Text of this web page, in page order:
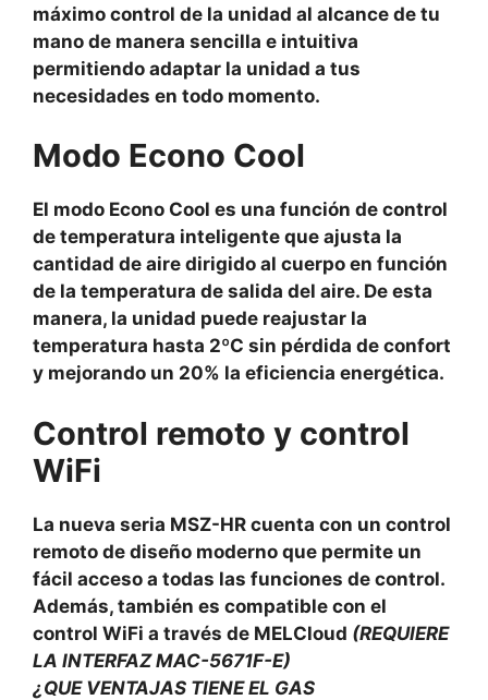
máximo control de la unidad al alcance de tu
mano de manera sencilla e intuitiva
permitiendo adaptar la unidad a tus
necesidades en todo momento.
Modo Econo Cool
El modo Econo Cool es una función de control
de temperatura inteligente que ajusta la
cantidad de aire dirigido al cuerpo en función
de la temperatura de salida del aire. De esta
manera, la unidad puede reajustar la
temperatura hasta 2ºC sin pérdida de confort
y mejorando un 20% la eficiencia energética.
Control remoto y control
WiFi
La nueva seria MSZ-HR cuenta con un control
remoto de diseño moderno que permite un
fácil acceso a todas las funciones de control.
Además, también es compatible con el
control WiFi a través de MELCloud (REQUIERE
LA INTERFAZ MAC-5671F-E)
¿QUE VENTAJAS TIENE EL GAS